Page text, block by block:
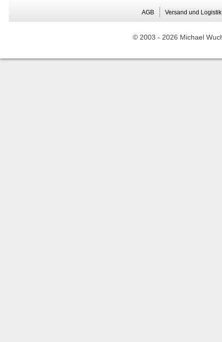
AGB Versand und Logistik
© 2003 - 2026 Michael